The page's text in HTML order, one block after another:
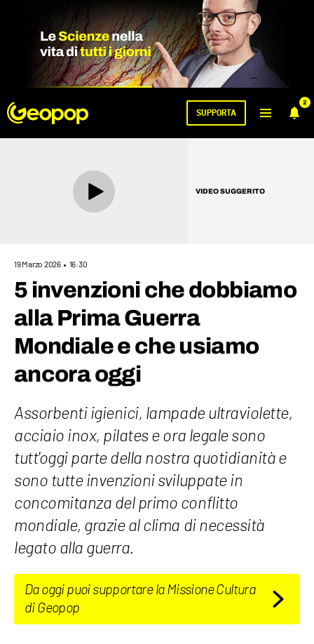
2
SUPPORTA
VIDEO SUGGERITO
19 Marzo 2026 16:30
5 invenzioni che dobbiamo
alla Prima Guerra
Mondiale e che usiamo
ancora oggi
Assorbenti igienici, lampade ultraviolette,
acciaio inox, pilates e ora legale sono
tutt'oggi parte della nostra quotidianità e
sono tutte invenzioni sviluppate in
concomitanza del primo conflitto
mondiale, grazie al clima di necessità
legato alla guerra.
Da oggi puoi supportare la Missione Cultura
di Geopop